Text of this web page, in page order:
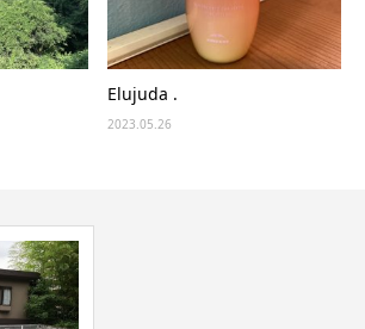
Elujuda .
2023.05.26